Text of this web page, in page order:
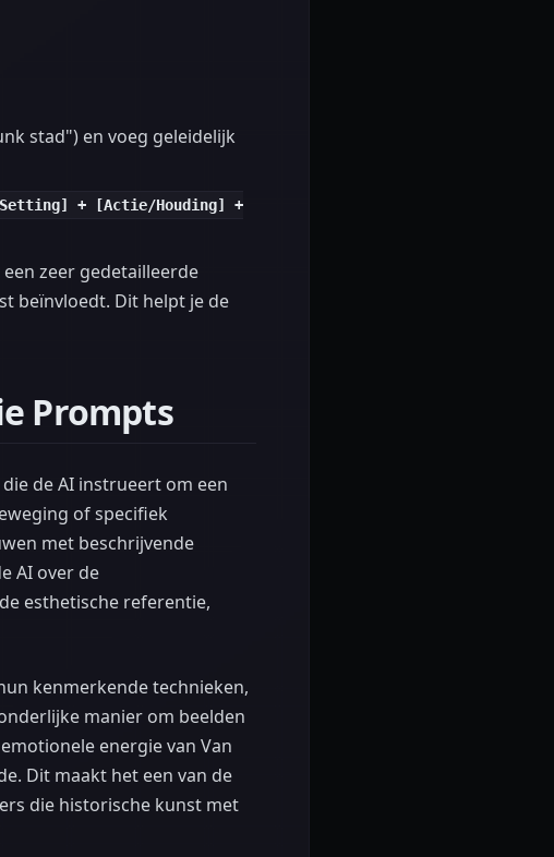
stad") en voeg geleidelijk
+ [Actie/Houding] +
zeer gedetailleerde
beïnvloedt. Dit helpt je de
Prompts
de AI instrueert om een
of specifiek
met beschrijvende
AI over de
esthetische referentie,
kenmerkende technieken,
manier om beelden
energie van Van
Dit maakt het een van de
die historische kunst met